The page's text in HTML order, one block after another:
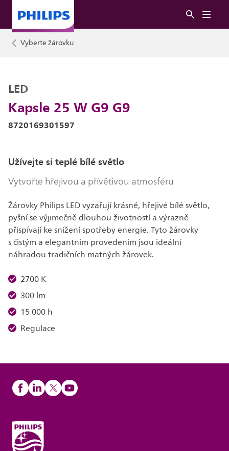
Vyberte žárovku
Kapsle 25 W G9 G9
LED
8720169301597
Užívejte si teplé bílé světlo
Vytvořte hřejivou a přívětivou atmosféru
Žárovky Philips LED vyzařují krásné, hřejivé bílé světlo,
pyšní se výjimečně dlouhou životností a výrazně
přispívají ke snížení spotřeby energie. Tyto žárovky
s čistým a elegantním provedením jsou ideální
náhradou tradičních matných žárovek.
2700 K
300 lm
15 000 h
Regulace